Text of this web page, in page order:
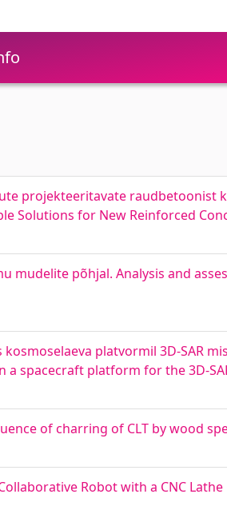
projekteeritavate raudbetoonist
Solutions for New Reinforced
mudelite põhjal. Analysis and
platvormil 3D-SAR
spacecraft platform for the 3D-
of charring of CLT by wood
Robot with a CNC Lathe